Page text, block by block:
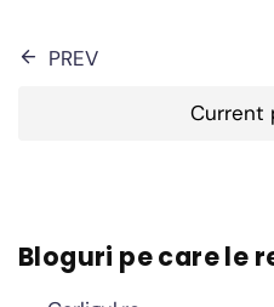
Paginație
PREV
Current
Bloguri pe care le